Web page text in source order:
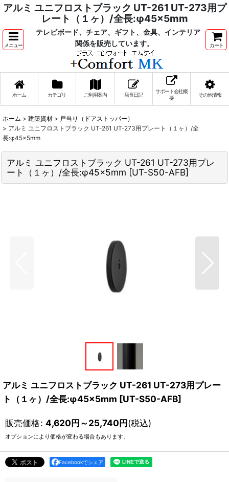
アルミ ユニフロストブラック UT-261 UT-273用プ
レート（１ヶ）/全長:φ45×5mm
メニュー
テレビボード、チェア、ギフト、金具、インテリア
関係を販売しています。
カート
ホーム カテゴリ ご利用案内 店長日記
サポート会社概
要
その他情報
ホーム > 建築資材 > 戸当り（ドアストッパー）
> アルミ ユニフロストブラック UT-261 UT-273用プレート（１ヶ）/全
長:φ45×5mm
アルミ ユニフロストブラック UT-261 UT-273用プレ
ート（１ヶ）/全長:φ45×5mm [UT-S50-AFB]
アルミ ユニフロストブラック UT-261 UT-273用プレー
ト（１ヶ）/全長:φ45×5mm [UT-S50-AFB]
販売価格: 4,620円～25,740円(税込)
オプションにより価格が変わる場合もあります。
Facebookでシェア